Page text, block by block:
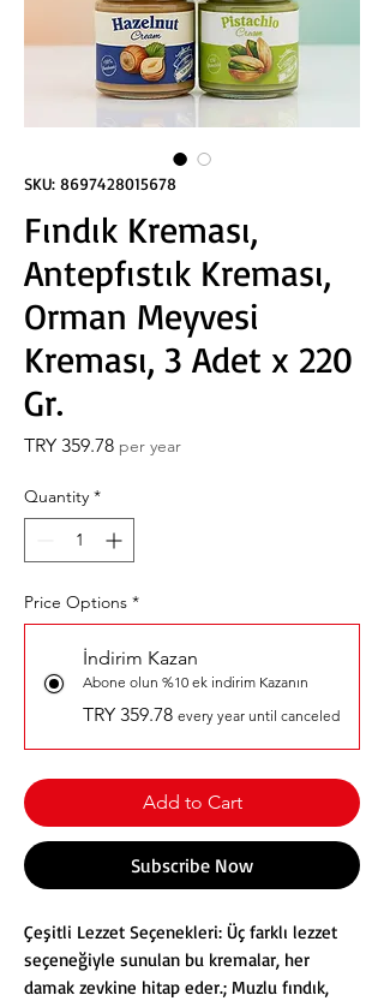
SKU: 8697428015678
Fındık Kreması,
Antepfıstık Kreması,
Orman Meyvesi
Kreması, 3 Adet x 220
Gr.
TRY 359.78Price
per year
Quantity *
Price Options *
İndirim Kazan
Abone olun %10 ek indirim Kazanın
TRY 359.78 every year until canceled
Add to Cart
Subscribe Now
Çeşitli Lezzet Seçenekleri: Üç farklı lezzet
seçeneğiyle sunulan bu kremalar, her
damak zevkine hitap eder.; Muzlu fındık,